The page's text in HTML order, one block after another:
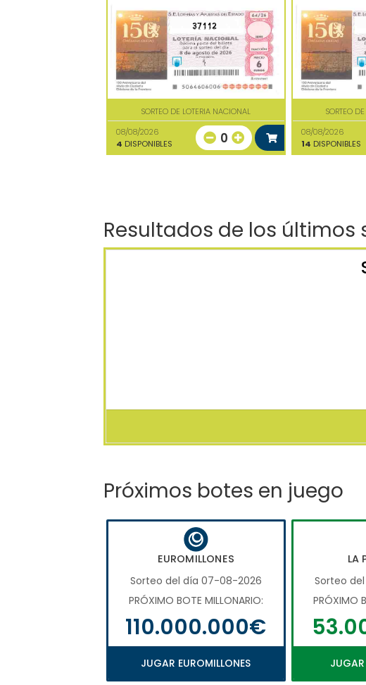
37112
SORTEO DE LOTERIA NACIONAL
08/08/2026
4 DISPONIBLES 0
SORTEO
08/08/2026
14 DISPONIBLES
Resultados de los últimos
Próximos botes en juego
EUROMILLONES
Sorteo del día 07-08-2026
PRÓXIMO BOTE MILLONARIO:
110.000.000€
JUGAR EUROMILLONES
LA
Sorteo
PRÓXIMO